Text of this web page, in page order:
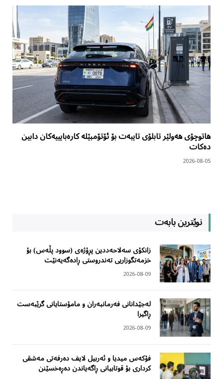
هاتوچۆی هەولێر تابلۆی تایبەت بۆ ئۆتۆمبێلە کارەبایییەکان دابین
دەکات
2026-08-05
نوێترین بابەت
زانکۆی سەلاحەددین پڕۆژەی (سوود پڵەس) بۆ
خزمەتگوزاریی تەندروستی ڕادەگەیەنێت
2026-08-09
لەجێدانانی فەرمانبەران و مامۆستایانی گرێبەست
ڕاگیرا
2026-08-09
فۆکەس میدیا و ئەربیل لایف دەرفەتی مەشقی
کرداری بۆ قوتابیانی ڕاگەیاندن دەڕەخسێنن